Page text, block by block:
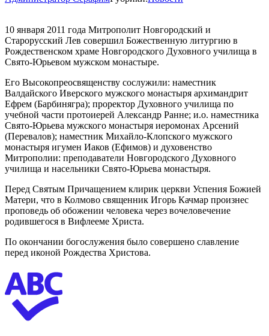
10 января 2011 года Митрополит Новгородский и
Старорусский Лев совершил Божественную литургию в
Рождественском храме Новгородского Духовного училища в
Свято-Юрьевом мужском монастыре.
Его Высокопреосвященству сослужили: наместник
Валдайского Иверского мужского монастыря архимандрит
Ефрем (Барбинягра); проректор Духовного училища по
учебной части протоиерей Александр Ранне; и.о. наместника
Свято-Юрьева мужского монастыря иеромонах Арсений
(Перевалов); наместник Михайло-Клопского мужского
монастыря игумен Иаков (Ефимов) и духовенство
Митрополии: преподаватели Новгородского Духовного
училища и насельники Свято-Юрьева монастыря.
Перед Святым Причащением клирик церкви Успения Божией
Матери, что в Колмово священник Игорь Качмар произнес
проповедь об обожении человека через вочеловечение
родившегося в Вифлееме Христа.
По окончании богослужения было совершено славление
перед иконой Рождества Христова.